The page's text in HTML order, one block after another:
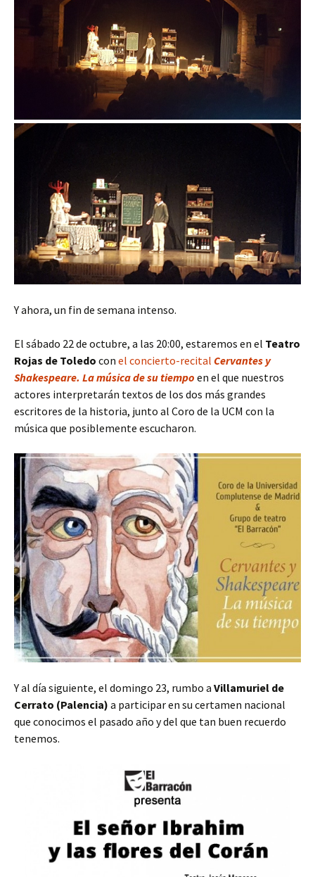
Y ahora, un fin de semana intenso.
El sábado 22 de octubre, a las 20:00, estaremos en el Teatro
Rojas de Toledo con el concierto-recital Cervantes y
Shakespeare. La música de su tiempo en el que nuestros
actores interpretarán textos de los dos más grandes
escritores de la historia, junto al Coro de la UCM con la
música que posiblemente escucharon.
Y al día siguiente, el domingo 23, rumbo a Villamuriel de
Cerrato (Palencia) a participar en su certamen nacional
que conocimos el pasado año y del que tan buen recuerdo
tenemos.